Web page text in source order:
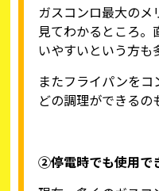
ガスコンロ最大の
見てわかるところ。
いやすいという方も
またフライパンを
どの調理ができるの
②停電時でも使用で